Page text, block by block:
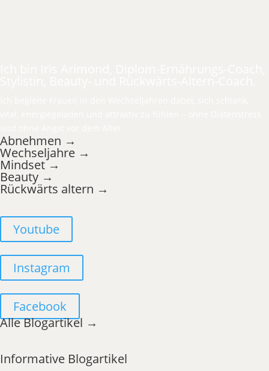
Abnehmen →
Wechseljahre →
Mindset →
Beauty →
Rückwärts altern →
Youtube
Instagram
Facebook
Alle Blogartikel →
Informative Blogartikel